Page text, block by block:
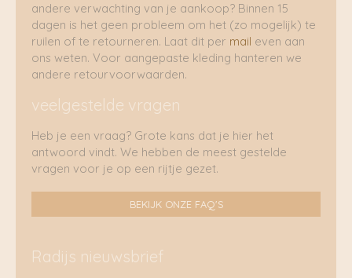
andere verwachting van je aankoop? Binnen 15
dagen is het geen probleem om het (zo mogelijk) te
ruilen of te retourneren. Laat dit per mail even aan
ons weten. Voor aangepaste kleding hanteren we
andere retourvoorwaarden.
veelgestelde vragen
Heb je een vraag? Grote kans dat je hier het
antwoord vindt. We hebben de meest gestelde
vragen voor je op een rijtje gezet.
BEKIJK ONZE FAQ'S
Radijs nieuwsbrief